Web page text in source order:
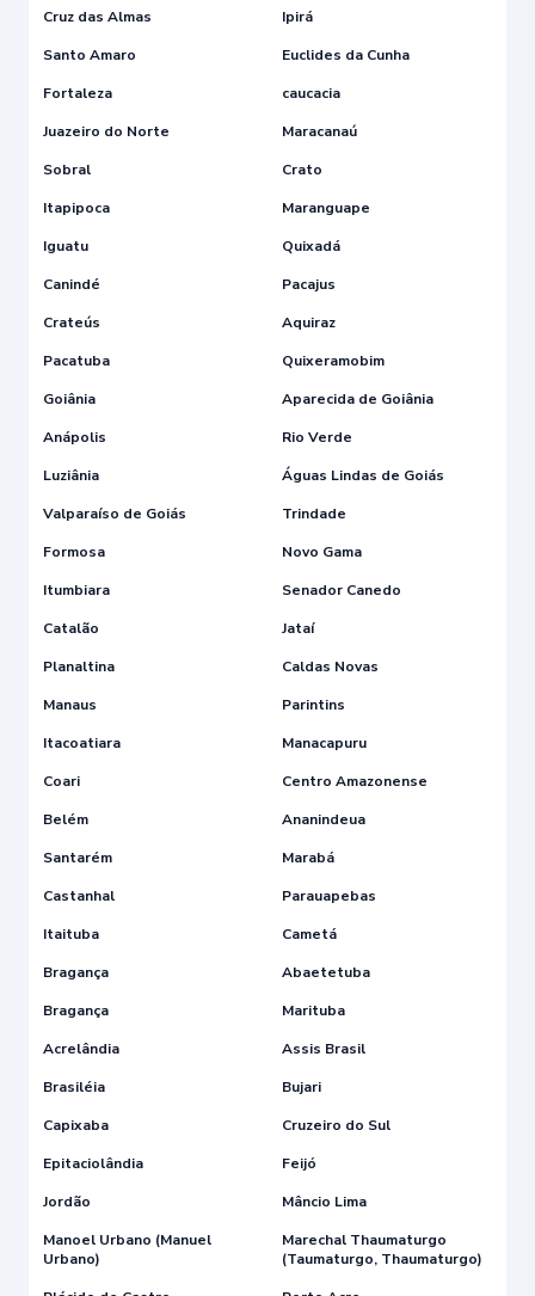
Cruz das Almas
Ipirá
Santo Amaro
Euclides da Cunha
Fortaleza
caucacia
Juazeiro do Norte
Maracanaú
Sobral
Crato
Itapipoca
Maranguape
Iguatu
Quixadá
Canindé
Pacajus
Crateús
Aquiraz
Pacatuba
Quixeramobim
Goiânia
Aparecida de Goiânia
Anápolis
Rio Verde
Luziânia
Águas Lindas de Goiás
Valparaíso de Goiás
Trindade
Formosa
Novo Gama
Itumbiara
Senador Canedo
Catalão
Jataí
Planaltina
Caldas Novas
Manaus
Parintins
Itacoatiara
Manacapuru
Coari
Centro Amazonense
Belém
Ananindeua
Santarém
Marabá
Castanhal
Parauapebas
Itaituba
Cametá
Bragança
Abaetetuba
Bragança
Marituba
Acrelândia
Assis Brasil
Brasiléia
Bujari
Capixaba
Cruzeiro do Sul
Epitaciolândia
Feijó
Jordão
Mâncio Lima
Manoel Urbano (Manuel
Urbano)
Marechal Thaumaturgo
(Taumaturgo, Thaumaturgo)